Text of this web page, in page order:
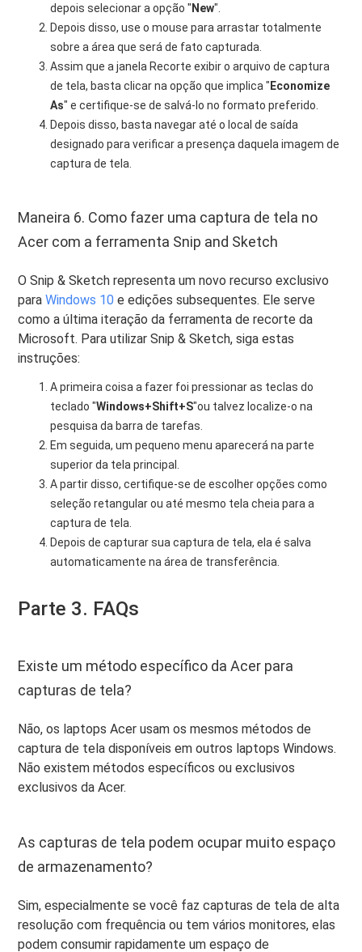
depois selecionar a opção " New".
Depois disso, use o mouse para arrastar totalmente
sobre a área que será de fato capturada.
Assim que a janela Recorte exibir o arquivo de captura
de tela, basta clicar na opção que implica " Economize
As" e certifique-se de salvá-lo no formato preferido.
Depois disso, basta navegar até o local de saída
designado para verificar a presença daquela imagem de
captura de tela.
Maneira 6. Como fazer uma captura de tela no
Acer com a ferramenta Snip and Sketch
O Snip & Sketch representa um novo recurso exclusivo
paraWindows 10 e edições subsequentes. Ele serve
como a última iteração da ferramenta de recorte da
Microsoft. Para utilizar Snip & Sketch, siga estas
instruções:
A primeira coisa a fazer foi pressionar as teclas do
teclado "Windows+Shift+S"ou talvez localize-o na
pesquisa da barra de tarefas.
Em seguida, um pequeno menu aparecerá na parte
superior da tela principal.
A partir disso, certifique-se de escolher opções como
seleção retangular ou até mesmo tela cheia para a
captura de tela.
Depois de capturar sua captura de tela, ela é salva
automaticamente na área de transferência.
Parte 3. FAQs
Existe um método específico da Acer para
capturas de tela?
Não, os laptops Acer usam os mesmos métodos de
captura de tela disponíveis em outros laptops Windows.
Não existem métodos específicos ou exclusivos
exclusivos da Acer.
As capturas de tela podem ocupar muito espaço
de armazenamento?
Sim, especialmente se você faz capturas de tela de alta
resolução com frequência ou tem vários monitores, elas
podem consumir rapidamente um espaço de